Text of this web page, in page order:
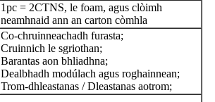
1pc = 2CTNS, le foam, agus clòimh
neamhnaid ann an carton còmhla
Co-chruinneachadh furasta;
Cruinnich le sgriothan;
Barantas aon bhliadhna;
Dealbhadh modúlach agus roghainnean;
Trom-dhleastanas / Dleastanas aotrom;